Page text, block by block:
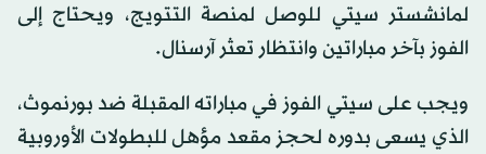
لمانشستر سيتي للوصل لمنصة التتويج، ويحتاج إلى
الفوز بآخر مباراتين وانتظار تعثر آرسنال.
ويجب على سيتي الفوز في مباراته المقبلة ضد بورنموث،
الذي يسعى بدوره لحجز مقعد مؤهل للبطولات الأوروبية